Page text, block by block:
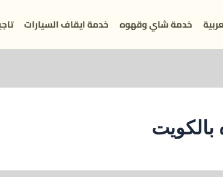
خدمة شاي وقهوه خدمة ايقاف السيارات